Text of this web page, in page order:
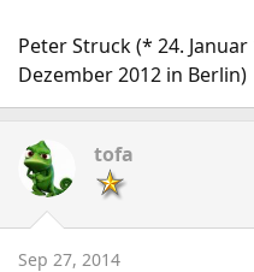
Peter Struck (* 24.
Dezember 2012 in Berlin)
tofa
Sep 27, 2014